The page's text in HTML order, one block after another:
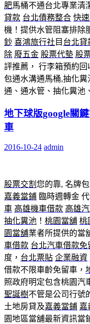
肥馬桶不通台北專業清
貸款 台北債務整合 快
機！提供水管阻塞排除
鈔 喜鴻旅行社 目 台北貸
除 廢五金 股票代墊 股
評推薦， 行李箱預約
包通水溝通馬桶,抽化糞
通、通水管、抽化糞池
地下球版google關
車
2016-10-24 admin
股票交割 您的靠, 名牌
嘉義當鋪 臨時週轉金
車 高雄機車借款 高雄
抽化糞池 ！ 桃園當舖 桃
園當舖業者所提供的當
車借款 台北汽車借款免
度， 台北票貼 企業融資
借款不限車齡免留車，
照政府明定包含桃園汽
聖誕樹不管是公司行號
土地房貸及嘉義當鋪 嘉
園地區當舖最新資訊當